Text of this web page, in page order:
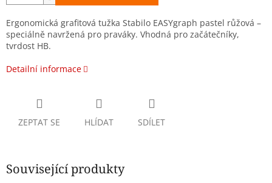
Ergonomická grafitová tužka Stabilo EASYgraph pastel růžová –
speciálně navržená pro praváky. Vhodná pro začátečníky,
tvrdost HB.
Detailní informace
ZEPTAT SE HLÍDAT SDÍLET
Související produkty